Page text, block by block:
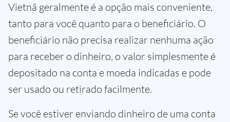
Vietnã geralmente é a opção mais conveniente,
tanto para você quanto para o beneficiário. O
beneficiário não precisa realizar nenhuma ação
para receber o dinheiro, o valor simplesmente é
depositado na conta e moeda indicadas e pode
ser usado ou retirado facilmente.
Se você estiver enviando dinheiro de uma conta